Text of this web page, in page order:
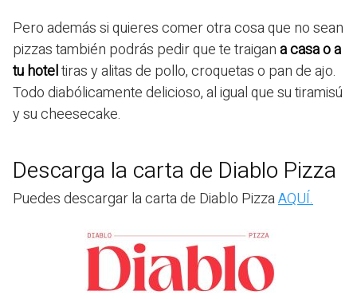
Pero además si quieres comer otra cosa que no sean
pizzas también podrás pedir que te traigana casa o a
tu hoteltiras y alitas de pollo, croquetas o pan de ajo.
Todo diabólicamente delicioso, al igual que su tiramisú
y su cheesecake.
Descarga la carta de Diablo Pizza
Puedes descargar la carta de Diablo PizzaAQUÍ.